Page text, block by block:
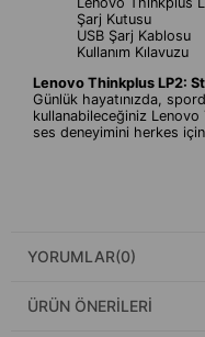
Şarj Kutusu
USB Şarj Kablosu
Kullanım Kılavuzu
Lenovo Thinkplus LP2:
Günlük hayatınızda,
kullanabileceğiniz
ses deneyimini herkes için
YORUMLAR(0)
ÜRÜN ÖNERILERI